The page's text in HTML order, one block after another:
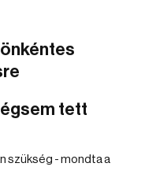
tett
szükség - mondta a